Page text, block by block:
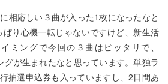
相応しい３曲が入った1枚になったなと
り心機一転じゃないですけど、新生活
ミングで今回の３曲はピッタリで、
グが生まれたなと思っています。単独ラ
抽選申込券も入っていますし、2日間あ